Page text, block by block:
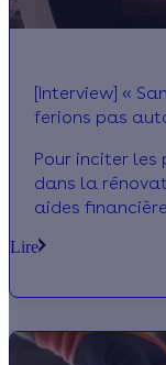
[Interview] «
ferions pas
Pour inciter
dans la
aides
sur la prise de
Bobby
Écohabitation
2009, vous fait
Lire